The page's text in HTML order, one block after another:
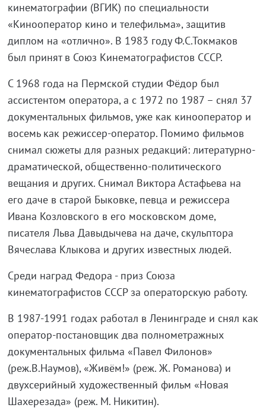
кинематографии (ВГИК) по специальности
«Кинооператор кино и телефильма», защитив
диплом на «отлично». В 1983 году Ф.С.Токмаков
был принят в Союз Кинематографистов СССР.
С 1968 года на Пермской студии Фёдор был
ассистентом оператора, а c 1972 по 1987 – снял 37
документальных фильмов, уже как кинооператор и
восемь как режиссер-оператор. Помимо фильмов
снимал сюжеты для разных редакций: литературно-
драматической, общественно-политического
вещания и других. Снимал Виктора Астафьева на
его даче в старой Быковке, певца и режиссера
Ивана Козловского в его московском доме,
писателя Льва Давыдычева на даче, скульптора
Вячеслава Клыкова и других известных людей.
Среди наград Федора - приз Союза
кинематографистов СССР за операторскую работу.
В 1987-1991 годах работал в Ленинграде и снял как
оператор-постановщик два полнометражных
документальных фильма «Павел Филонов»
(реж.В.Наумов), «Живём!» (реж. Ж. Романова) и
двухсерийный художественный фильм «Новая
Шахерезада» (реж. М. Никитин).